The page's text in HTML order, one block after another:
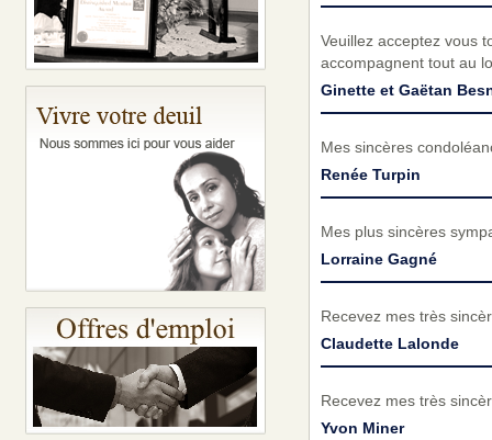
Veuillez acceptez vous
accompagnent tout au
Ginette et Gaëtan
Mes sincères
Renée Turpin
Mes plus sincères
Lorraine Gagné
Recevez mes très
Claudette Lalonde
Recevez mes très
Yvon Miner